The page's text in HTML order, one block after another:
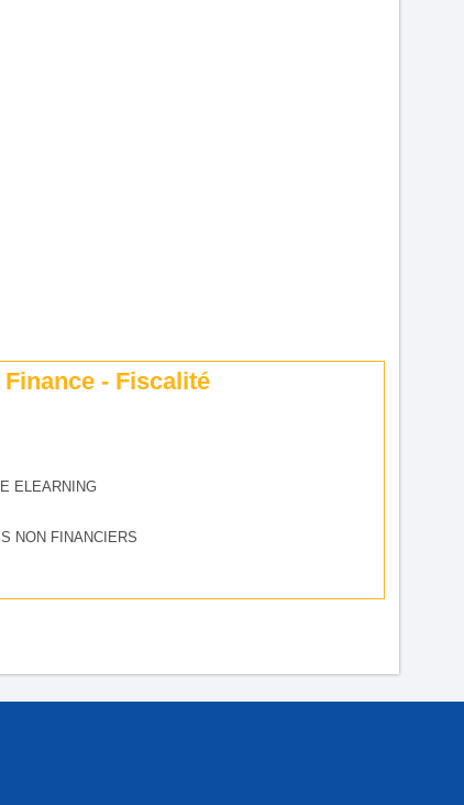
- Fiscalité
ELEARNING
NON FINANCIERS